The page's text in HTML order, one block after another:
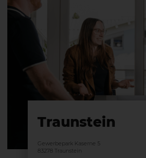
Traunstein
Gewerbepark Kaserne 5
83278 Traunstein